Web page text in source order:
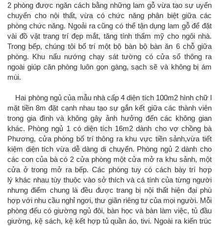
2 phòng được ngăn cách bằng những lam gỗ vừa tạo sự uyển
chuyển cho nội thất, vừa có chức năng phân biệt giữa các
phòng chức năng. Ngoải ra cũng có thể tận dụng lam gỗ để đặt
vài đồ vật trang trí đẹp mắt, tăng tính thẩm mỹ cho ngôi nhà.
Trong bếp, chúng tôi bố trí một bộ bàn bộ bàn ăn 6 chỗ giữa
phòng. Khu nấu nướng chạy sát tường có cửa sổ thông ra
ngoài giúp căn phòng luôn gọn gàng, sạch sẽ và không bị ám
mùi.
Hai phòng ngủ của mẫu nhà cấp 4 diện tích 100m2 hình chữ l
mặt tiền 8m đặt cạnh nhau tạo sự gắn kết giữa các thành viên
trong gia đình và không gây ảnh hưởng đến các không gian
khác. Phòng ngủ 1 có diện tích 16m2 dành cho vợ chồng bà
Phương, cửa phòng bố trí thông ra khu vực tiền sảnh,vừa tiết
kiệm diện tích vừa dễ dàng di chuyển. Phòng ngủ 2 dành cho
các con của bà có 2 cửa phòng một cửa mở ra khu sảnh, một
cửa ở trong mở ra bếp. Các phòng tuy có cách bày trí hợp
lý khác nhau tùy thuộc vào sở thích và cá tính của từng người
nhưng điểm chung là đều được trang bị nội thất hiện đại phù
hợp với nhu cầu nghỉ ngơi, thư giãn riêng tư của mọi người. Mỗi
phòng đểu có giường ngủ đôi, bàn học và bàn làm việc, tủ đầu
giường, kệ sách, kệ kết hợp tủ quần áo, tivi. Ngoài ra kiến trúc